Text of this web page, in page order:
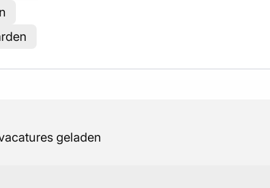
geladen